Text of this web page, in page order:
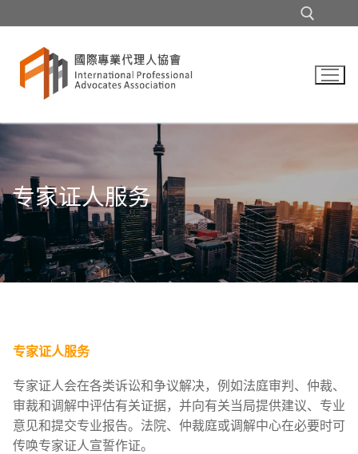
to
content
Search for:
专家证人服务
专家证人服务
专家证人会在各类诉讼和争议解决，例如法庭审判、仲裁、
审裁和调解中评估有关证据，并向有关当局提供建议、专业
意见和提交专业报告。法院、仲裁庭或调解中心在必要时可
传唤专家证人宣誓作证。